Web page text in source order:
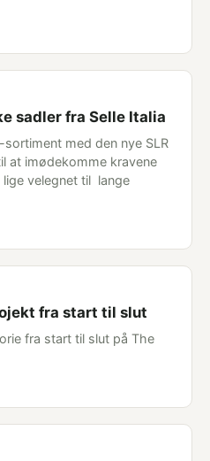
sadler fra Selle Italia
sortiment med den nye SLR
at imødekomme kravene
velegnet til lange
fra start til slut
fra start til slut på The